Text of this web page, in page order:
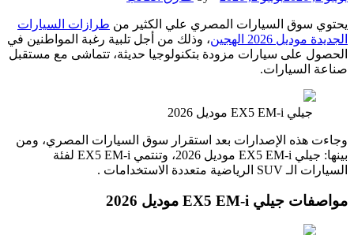
يحتوي سوق السيارات المصري علي الكثير من طرازات السيارات
الجديدة موديل 2026 الهجين
، وذلك من أجل تلبية رغبة المواطنين في
الحصول على سيارات مزودة بتكنولوجيا حديثة، تتماشى مع مستقبل
صناعة السيارات.
جيلي EX5 EM-i موديل 2026
وجاءت هذه الإصدارات بعد استقرار سوق السيارات المصري، ومن
بينها: جيلي EX5 EM-i موديل 2026، وتنتمي EX5 EM-i لفئة
السيارات الـ SUV الرياضية متعددة الاستخدامات .
مواصفات جيلي EX5 EM-i موديل 2026